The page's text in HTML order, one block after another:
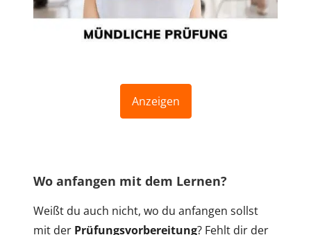
Anzeigen
Wo anfangen mit dem Lernen?
Weißt du auch nicht, wo du anfangen sollst
mit der Prüfungsvorbereitung? Fehlt dir der